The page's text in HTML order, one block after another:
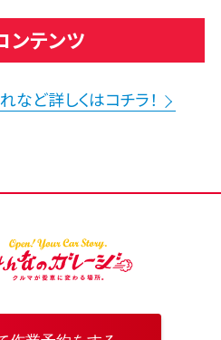
ンテンツ
など詳しくはコチラ！